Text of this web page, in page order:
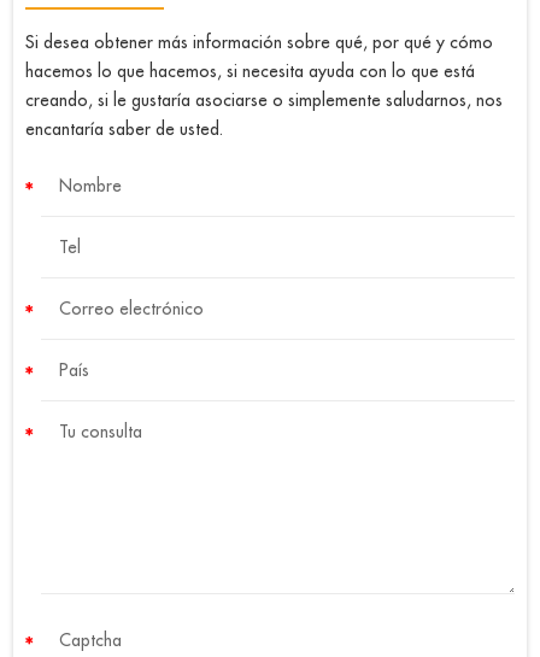
Si desea obtener más información sobre qué, por qué y cómo
hacemos lo que hacemos, si necesita ayuda con lo que está
creando, si le gustaría asociarse o simplemente saludarnos, nos
encantaría saber de usted.